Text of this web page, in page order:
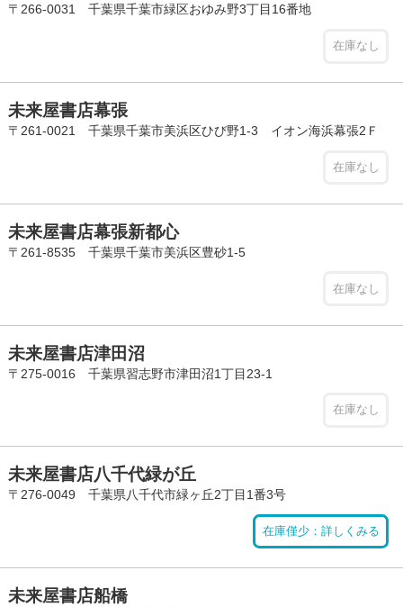
〒266-0031 千葉県千葉市緑区おゆみ野3丁目16番地
在庫なし
未来屋書店幕張
〒261-0021 千葉県千葉市美浜区ひび野1-3 イオン海浜幕張2Ｆ
在庫なし
未来屋書店幕張新都心
〒261-8535 千葉県千葉市美浜区豊砂1-5
在庫なし
未来屋書店津田沼
〒275-0016 千葉県習志野市津田沼1丁目23-1
在庫なし
未来屋書店八千代緑が丘
〒276-0049 千葉県八千代市緑ヶ丘2丁目1番3号
在庫僅少：詳しくみる
未来屋書店船橋